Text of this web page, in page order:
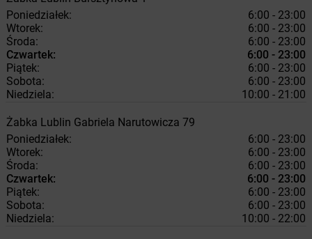
Poniedziałek:
6:00 - 23:00
Wtorek:
6:00 - 23:00
Środa:
6:00 - 23:00
Czwartek:
6:00 - 23:00
Piątek:
6:00 - 23:00
Sobota:
6:00 - 23:00
Niedziela:
10:00 - 21:00
Żabka Lublin Gabriela Narutowicza 79
Poniedziałek:
6:00 - 23:00
Wtorek:
6:00 - 23:00
Środa:
6:00 - 23:00
Czwartek:
6:00 - 23:00
Piątek:
6:00 - 23:00
Sobota:
6:00 - 23:00
Niedziela:
10:00 - 22:00